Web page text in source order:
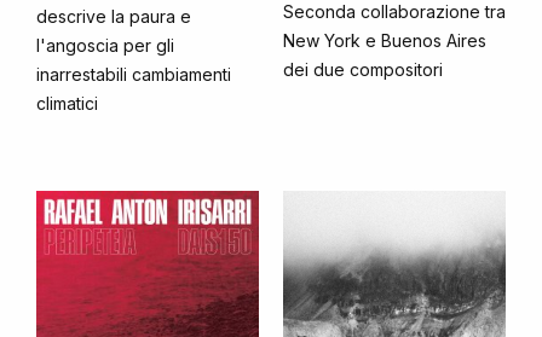
descrive la paura e
l'angoscia per gli
inarrestabili cambiamenti
climatici
Seconda collaborazione tra
New York e Buenos Aires
dei due compositori